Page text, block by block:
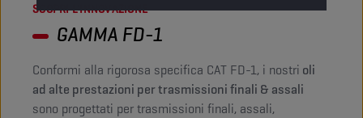
SCOPRI L’INNOVAZIONE
GAMMA FD-1
Conformi alla rigorosa specifica CAT FD-1, i nostri oli
ad alte prestazioni per trasmissioni finali & assali
sono progettati per trasmissioni finali, assali,